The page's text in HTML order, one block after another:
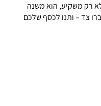
רק משקיע, הוא משנה
צד – ותנו לכסף שלכם